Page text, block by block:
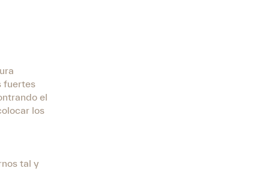
fuertes
el
los
tal y